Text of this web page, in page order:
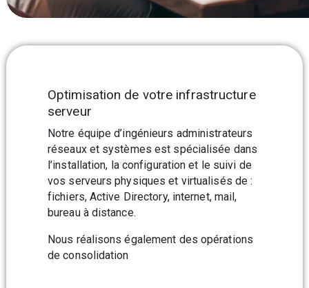
Optimisation de votre infrastructure
serveur
Notre équipe d’ingénieurs administrateurs
réseaux et systèmes est spécialisée dans
l’installation, la configuration et le suivi de
vos serveurs physiques et virtualisés de :
fichiers, Active Directory, internet, mail,
bureau à distance.
Nous réalisons également des opérations
de consolidation